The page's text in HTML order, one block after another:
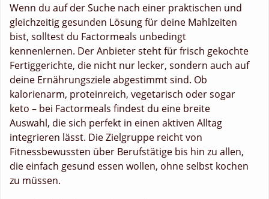
Wenn du auf der Suche nach einer praktischen und
gleichzeitig gesunden Lösung für deine Mahlzeiten
bist, solltest du Factormeals unbedingt
kennenlernen. Der Anbieter steht für frisch gekochte
Fertiggerichte, die nicht nur lecker, sondern auch auf
deine Ernährungsziele abgestimmt sind. Ob
kalorienarm, proteinreich, vegetarisch oder sogar
keto – bei Factormeals findest du eine breite
Auswahl, die sich perfekt in einen aktiven Alltag
integrieren lässt. Die Zielgruppe reicht von
Fitnessbewussten über Berufstätige bis hin zu allen,
die einfach gesund essen wollen, ohne selbst kochen
zu müssen.